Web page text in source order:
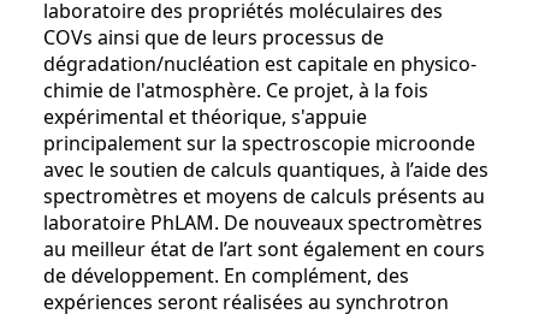
laboratoire des propriétés moléculaires des
COVs ainsi que de leurs processus de
dégradation/nucléation est capitale en physico-
chimie de l'atmosphère. Ce projet, à la fois
expérimental et théorique, s'appuie
principalement sur la spectroscopie microonde
avec le soutien de calculs quantiques, à l’aide des
spectromètres et moyens de calculs présents au
laboratoire PhLAM. De nouveaux spectromètres
au meilleur état de l’art sont également en cours
de développement. En complément, des
expériences seront réalisées au synchrotron